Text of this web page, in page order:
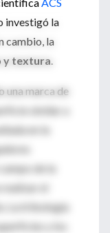
investigó la
cambio, la
y textura.
una marca de
similar a
en la
de la
el
. La tribología
y los